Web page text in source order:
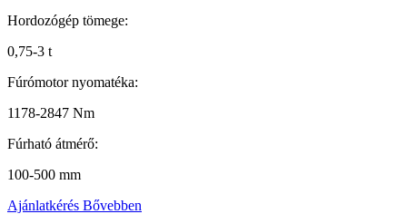
Hordozógép tömege:
0,75-3 t
Fúrómotor nyomatéka:
1178-2847 Nm
Fúrható átmérő:
100-500 mm
Ajánlatkérés Bővebben